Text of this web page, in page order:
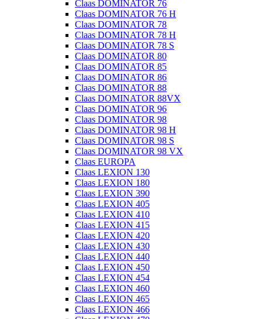
Claas DOMINATOR 76
Claas DOMINATOR 76 H
Claas DOMINATOR 78
Claas DOMINATOR 78 H
Claas DOMINATOR 78 S
Claas DOMINATOR 80
Claas DOMINATOR 85
Claas DOMINATOR 86
Claas DOMINATOR 88
Claas DOMINATOR 88VX
Claas DOMINATOR 96
Claas DOMINATOR 98
Claas DOMINATOR 98 H
Claas DOMINATOR 98 S
Claas DOMINATOR 98 VX
Claas EUROPA
Claas LEXION 130
Claas LEXION 180
Claas LEXION 390
Claas LEXION 405
Claas LEXION 410
Claas LEXION 415
Claas LEXION 420
Claas LEXION 430
Claas LEXION 440
Claas LEXION 450
Claas LEXION 454
Claas LEXION 460
Claas LEXION 465
Claas LEXION 466